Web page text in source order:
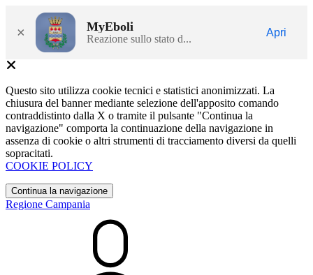
× MyEboli
Reazione sullo stato d...
Apri
Questo sito utilizza cookie tecnici e statistici anonimizzati. La
chiusura del banner mediante selezione dell'apposito comando
contraddistinto dalla X o tramite il pulsante "Continua la
navigazione" comporta la continuazione della navigazione in
assenza di cookie o altri strumenti di tracciamento diversi da quelli
sopracitati.
COOKIE POLICY
Continua la navigazione
Regione Campania